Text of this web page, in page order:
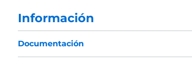
Información
Documentación